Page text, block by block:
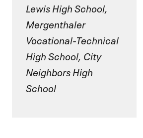
Lewis High School,
Mergenthaler
Vocational-Technical
High School, City
Neighbors High
School